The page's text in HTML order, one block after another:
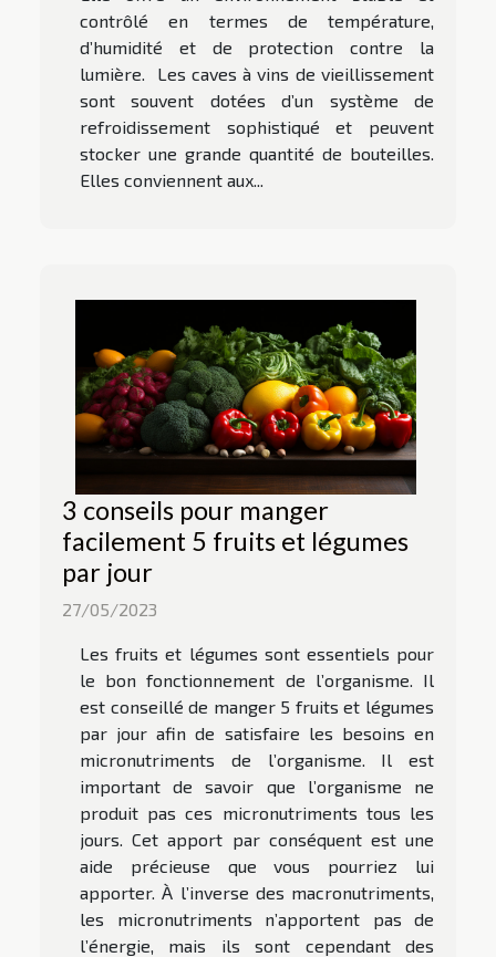
contrôlé en termes de température,
d’humidité et de protection contre la
lumière. Les caves à vins de vieillissement
sont souvent dotées d’un système de
refroidissement sophistiqué et peuvent
stocker une grande quantité de bouteilles.
Elles conviennent aux...
3 conseils pour manger
facilement 5 fruits et légumes
par jour
27/05/2023
Les fruits et légumes sont essentiels pour
le bon fonctionnement de l’organisme. Il
est conseillé de manger 5 fruits et légumes
par jour afin de satisfaire les besoins en
micronutriments de l’organisme. Il est
important de savoir que l’organisme ne
produit pas ces micronutriments tous les
jours. Cet apport par conséquent est une
aide précieuse que vous pourriez lui
apporter. À l’inverse des macronutriments,
les micronutriments n’apportent pas de
l’énergie, mais ils sont cependant des